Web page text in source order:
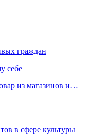
граждан
себе
из магазинов и…
в сфере культуры